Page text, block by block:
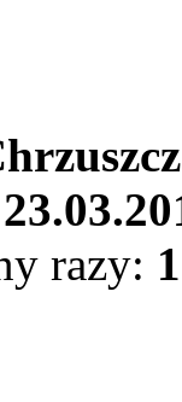
razy: